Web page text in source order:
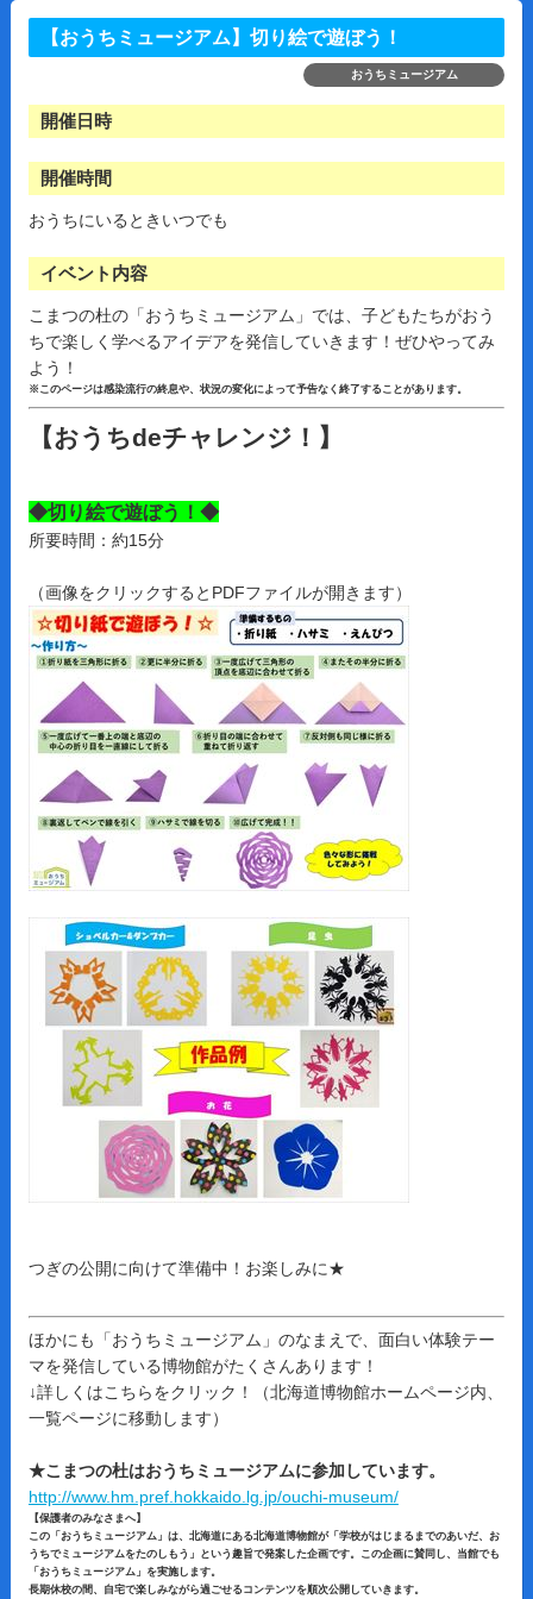
【おうちミュージアム】切り絵で遊ぼう！
おうちミュージアム
開催日時
開催時間
おうちにいるときいつでも
イベント内容
こまつの杜の「おうちミュージアム」では、子どもたちがおう
ちで楽しく学べるアイデアを発信していきます！ぜひやってみ
よう！
※このページは感染流行の終息や、状況の変化によって予告なく終了することがあります。
【おうちdeチャレンジ！】
◆切り絵で遊ぼう！◆
所要時間：約15分
（画像をクリックするとPDFファイルが開きます）
つぎの公開に向けて準備中！お楽しみに★
ほかにも「おうちミュージアム」のなまえで、面白い体験テー
マを発信している博物館がたくさんあります！
↓詳しくはこちらをクリック！（北海道博物館ホームページ内、
一覧ページに移動します）
★こまつの杜はおうちミュージアムに参加しています。
http://www.hm.pref.hokkaido.lg.jp/ouchi-museum/
【保護者のみなさまへ】
この「おうちミュージアム」は、北海道にある北海道博物館が「学校がはじまるまでのあいだ、お
うちでミュージアムをたのしもう」という趣旨で発案した企画です。この企画に賛同し、当館でも
「おうちミュージアム」を実施します。
長期休校の間、自宅で楽しみながら過ごせるコンテンツを順次公開していきます。